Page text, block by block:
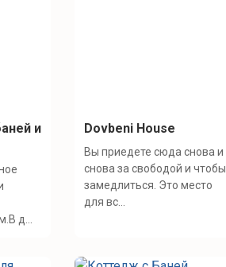
и
д...
Dovbeni House
Вы приедете сюда снова и
снова за свободой и чтобы
замедлиться. Это место
для вс...